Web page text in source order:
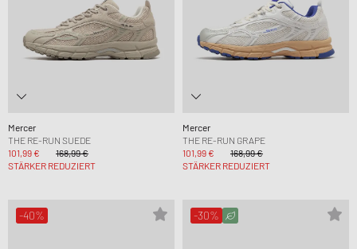
Mercer
THE RE-RUN SUEDE
101,99 €
168,99 €
STÄRKER REDUZIERT
Mercer
THE RE-RUN GRAPE
101,99 €
168,99 €
STÄRKER REDUZIERT
-40% -30%